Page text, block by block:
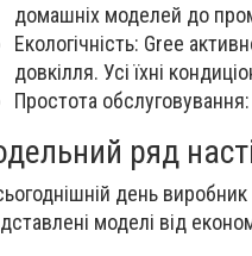
домашніх моделей до
Екологічність: Gree
довкілля. Усі їхні
Простота
ряд
день виробник
моделі від